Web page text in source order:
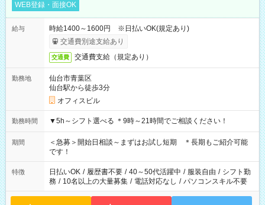
WEB登録・面接OK
給与
時給1400～1600円 ※日払いOK(規定あり)
交通費別途支給あり
交通費 交通費支給（規定あり）
勤務地
仙台市青葉区
仙台駅から徒歩3分
オフィスビル
勤務時間 ▼5h～シフト選べる ＊9時～21時間でご相談ください！
期間
＜急募＞開始日相談～まずはお試し短期 ＊長期もご紹介可能
です！
特徴 日払いOK / 履歴書不要 / 40～50代活躍中 / 服装自由 / シフト勤
務 / 10名以上の大量募集 / 電話対応なし / パソコンスキル不要